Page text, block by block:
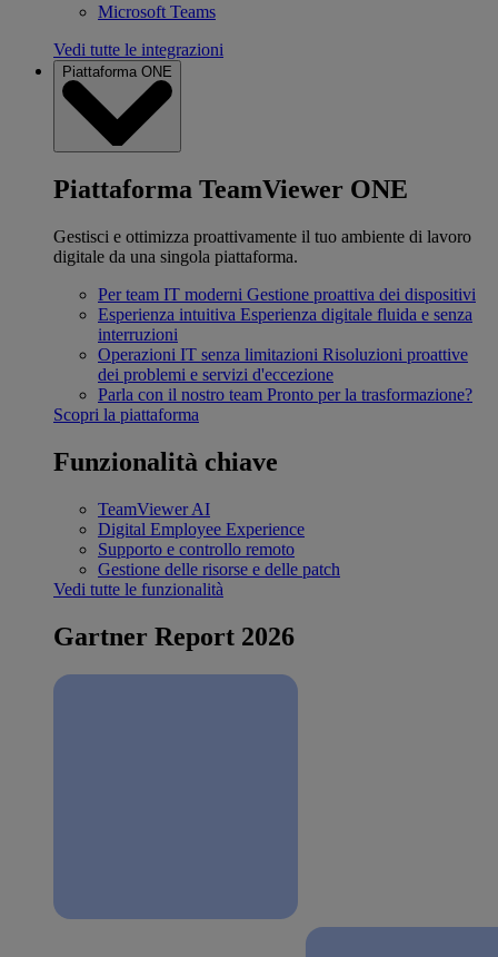
Microsoft Teams
Vedi tutte le integrazioni
Piattaforma ONE
Piattaforma TeamViewer ONE
Gestisci e ottimizza proattivamente il tuo ambiente di lavoro
digitale da una singola piattaforma.
Per team IT moderni Gestione proattiva dei dispositivi
Esperienza intuitiva Esperienza digitale fluida e senza
interruzioni
Operazioni IT senza limitazioni Risoluzioni proattive
dei problemi e servizi d'eccezione
Parla con il nostro team Pronto per la trasformazione?
Scopri la piattaforma
Funzionalità chiave
TeamViewer AI
Digital Employee Experience
Supporto e controllo remoto
Gestione delle risorse e delle patch
Vedi tutte le funzionalità
Gartner Report 2026